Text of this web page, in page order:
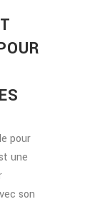
pour
une
son